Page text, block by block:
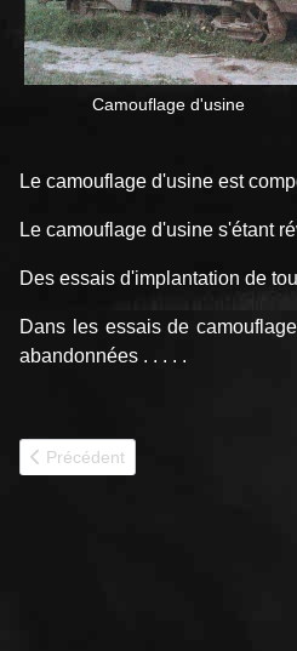
Camouflage
Le camouflage d'usine est
Le camouflage d'usine s'étant
Des essais d'implantation de
Dans les essais decamouflage
abandonnées . . . . .
Article précédent : 1er RCA
Précédent